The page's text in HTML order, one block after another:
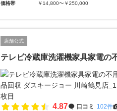
価格帯
￥14,800〜￥250,000
店舗公式
テレビ冷蔵庫洗濯機家具家電の
4.87 口コミ 102件